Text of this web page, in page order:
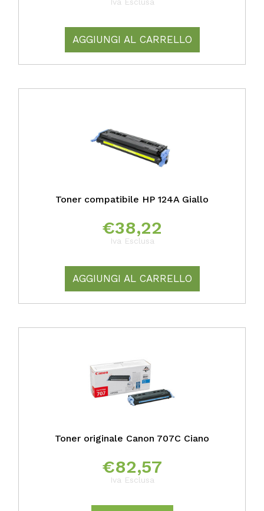
AGGIUNGI AL CARRELLO
Toner compatibile HP 124A Giallo
€38,22
Iva Esclusa
AGGIUNGI AL CARRELLO
Toner originale Canon 707C Ciano
€82,57
Iva Esclusa